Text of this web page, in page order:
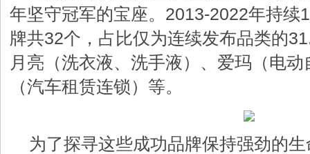
年坚守冠军的宝座。2013-2022年持续
牌共32个，占比仅为连续发布品类的
月亮（洗衣液、洗手液）、爱玛（电
（汽车租赁连锁）等。
为了探寻这些成功品牌保持强劲的